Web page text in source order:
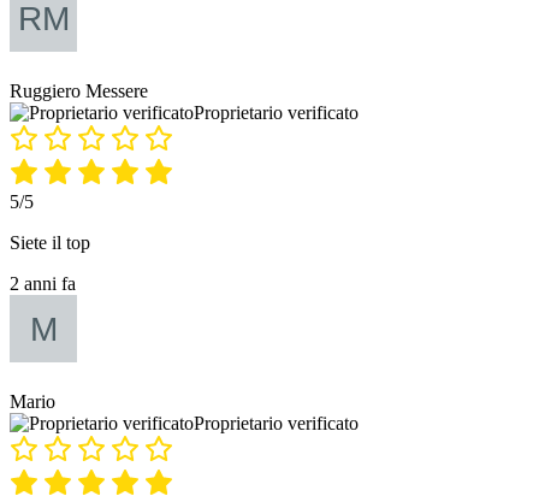
Ruggiero Messere
Proprietario verificato
5/5
Siete il top
2 anni fa
Mario
Proprietario verificato